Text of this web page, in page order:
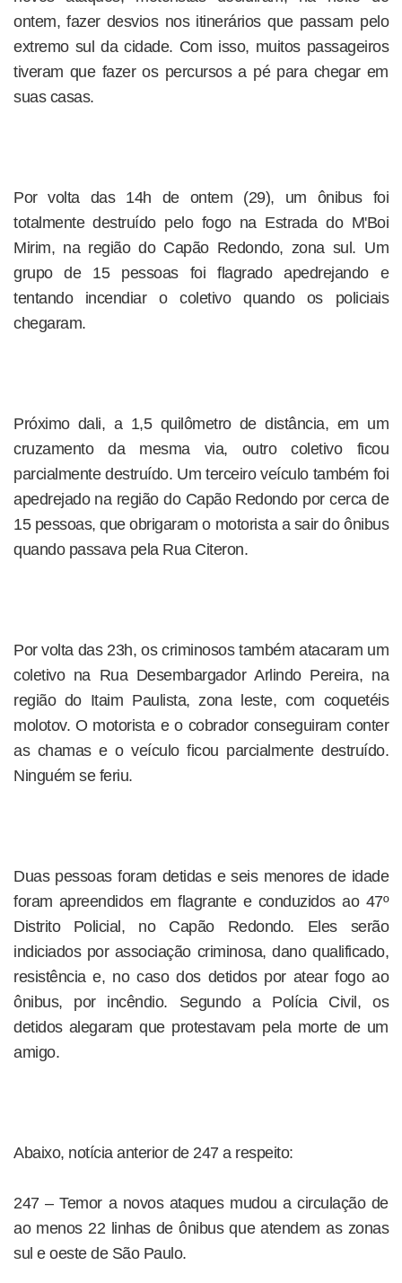
ontem, fazer desvios nos itinerários que passam pelo
extremo sul da cidade. Com isso, muitos passageiros
tiveram que fazer os percursos a pé para chegar em
suas casas.
Por volta das 14h de ontem (29), um ônibus foi
totalmente destruído pelo fogo na Estrada do M'Boi
Mirim, na região do Capão Redondo, zona sul. Um
grupo de 15 pessoas foi flagrado apedrejando e
tentando incendiar o coletivo quando os policiais
chegaram.
Próximo dali, a 1,5 quilômetro de distância, em um
cruzamento da mesma via, outro coletivo ficou
parcialmente destruído. Um terceiro veículo também foi
apedrejado na região do Capão Redondo por cerca de
15 pessoas, que obrigaram o motorista a sair do ônibus
quando passava pela Rua Citeron.
Por volta das 23h, os criminosos também atacaram um
coletivo na Rua Desembargador Arlindo Pereira, na
região do Itaim Paulista, zona leste, com coquetéis
molotov. O motorista e o cobrador conseguiram conter
as chamas e o veículo ficou parcialmente destruído.
Ninguém se feriu.
Duas pessoas foram detidas e seis menores de idade
foram apreendidos em flagrante e conduzidos ao 47º
Distrito Policial, no Capão Redondo. Eles serão
indiciados por associação criminosa, dano qualificado,
resistência e, no caso dos detidos por atear fogo ao
ônibus, por incêndio. Segundo a Polícia Civil, os
detidos alegaram que protestavam pela morte de um
amigo.
Abaixo, notícia anterior de 247 a respeito:
247 – Temor a novos ataques mudou a circulação de
ao menos 22 linhas de ônibus que atendem as zonas
sul e oeste de São Paulo.